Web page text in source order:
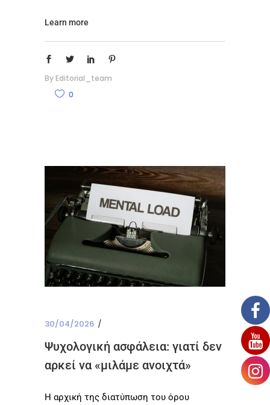
Learn more
By Editorial_team
0
30/04/2026
Ψυχολογική ασφάλεια: γιατί δεν
αρκεί να «μιλάμε ανοιχτά»
Η αρχική της διατύπωση του όρου